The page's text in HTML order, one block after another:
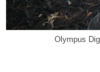
Olympus